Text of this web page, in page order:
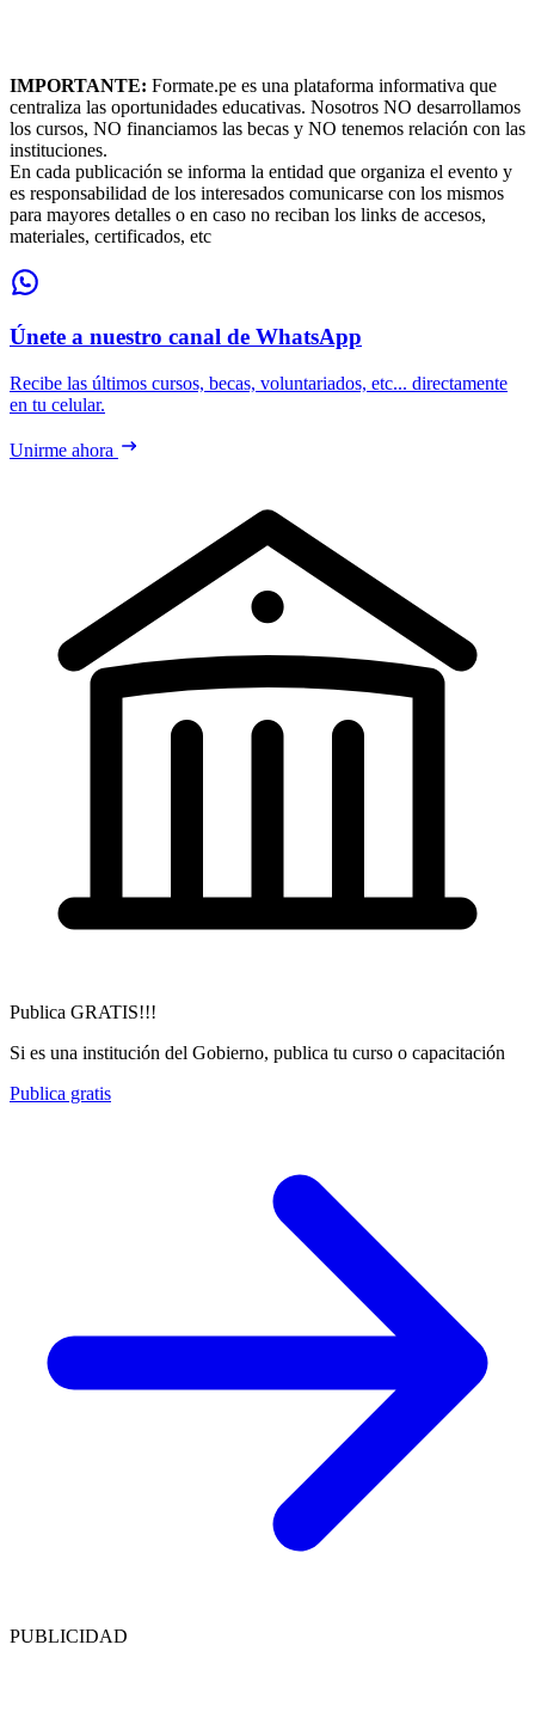
IMPORTANTE: Formate.pe es una plataforma informativa que
centraliza las oportunidades educativas. Nosotros NO desarrollamos
los cursos, NO financiamos las becas y NO tenemos relación con las
instituciones.
En cada publicación se informa la entidad que organiza el evento y
es responsabilidad de los interesados comunicarse con los mismos
para mayores detalles o en caso no reciban los links de accesos,
materiales, certificados, etc
Únete a nuestro canal de WhatsApp
Recibe las últimos cursos, becas, voluntariados, etc... directamente
en tu celular.
Unirme ahora
Publica GRATIS!!!
Si es una institución del Gobierno, publica tu curso o capacitación
Publica gratis
PUBLICIDAD